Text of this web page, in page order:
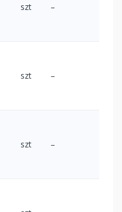
szt –
szt –
szt –